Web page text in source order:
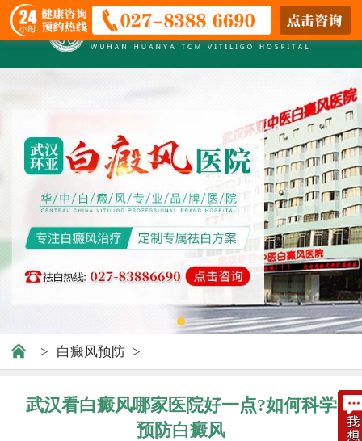
> 白癜风预防 >
武汉看白癜风哪家医院好一点?如何科学
预防白癜风